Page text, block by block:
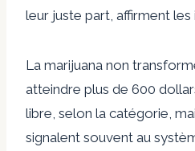
leur juste part, affirment les
La marijuana non
atteindre plus de 600
libre, selon la catégorie,
signalent souvent au